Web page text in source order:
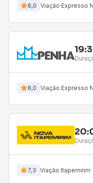
8,0 Viação Expresso
8,0 Viação Expresso
7,3 Viação Itapemirim